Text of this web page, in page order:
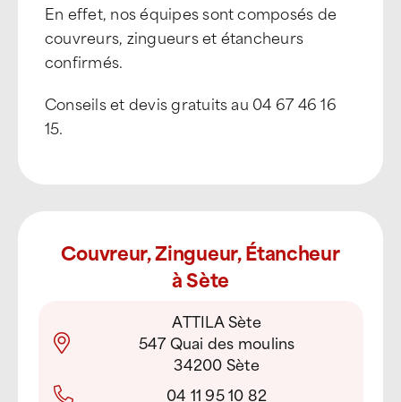
En effet, nos équipes sont composés de
couvreurs, zingueurs et étancheurs
confirmés.
Conseils et devis gratuits au 04 67 46 16
15.
Couvreur, Zingueur, Étancheur
à Sète
ATTILA Sète
547 Quai des moulins
34200 Sète
04 11 95 10 82